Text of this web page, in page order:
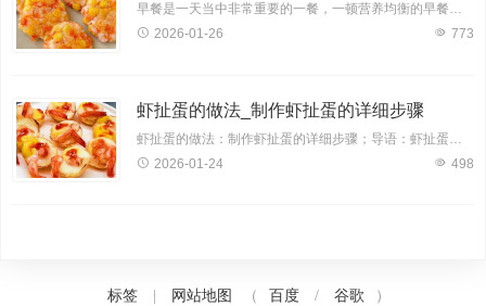
早餐是一天当中非常重要的一餐，一顿营养均衡的早餐可以为我们提供一天所需的能量，让我们的生活和工作更加充满活力。玉米虾饼是一款兼具美味与营养的早餐佳品，其丰富的食材搭配，口
2026-01-26
773
虾扯蛋的做法_制作虾扯蛋的详细步骤
2026-01-24
498
标签 网站地图 （ 百度 / 谷歌 ）